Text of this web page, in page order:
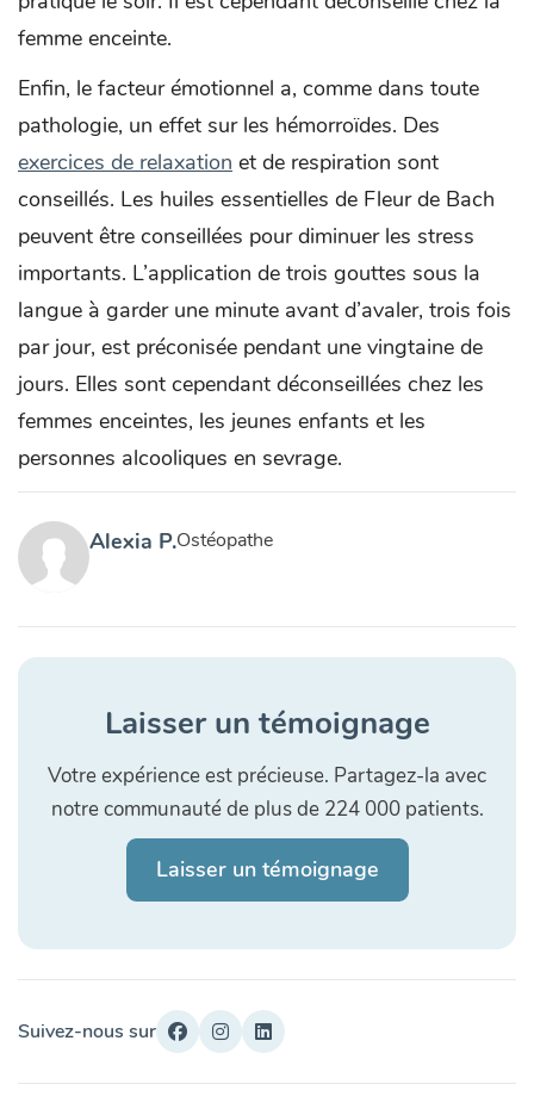
femme enceinte.
Enfin, le facteur émotionnel a, comme dans toute
pathologie, un effet sur les hémorroïdes. Des
exercices de relaxation et de respiration sont
conseillés. Les huiles essentielles de Fleur de Bach
peuvent être conseillées pour diminuer les stress
importants. L’application de trois gouttes sous la
langue à garder une minute avant d’avaler, trois fois
par jour, est préconisée pendant une vingtaine de
jours. Elles sont cependant déconseillées chez les
femmes enceintes, les jeunes enfants et les
personnes alcooliques en sevrage.
Alexia P.Ostéopathe
Laisser un témoignage
Votre expérience est précieuse. Partagez-la avec
notre communauté de plus de 224 000 patients.
Laisser un témoignage
Suivez-nous sur